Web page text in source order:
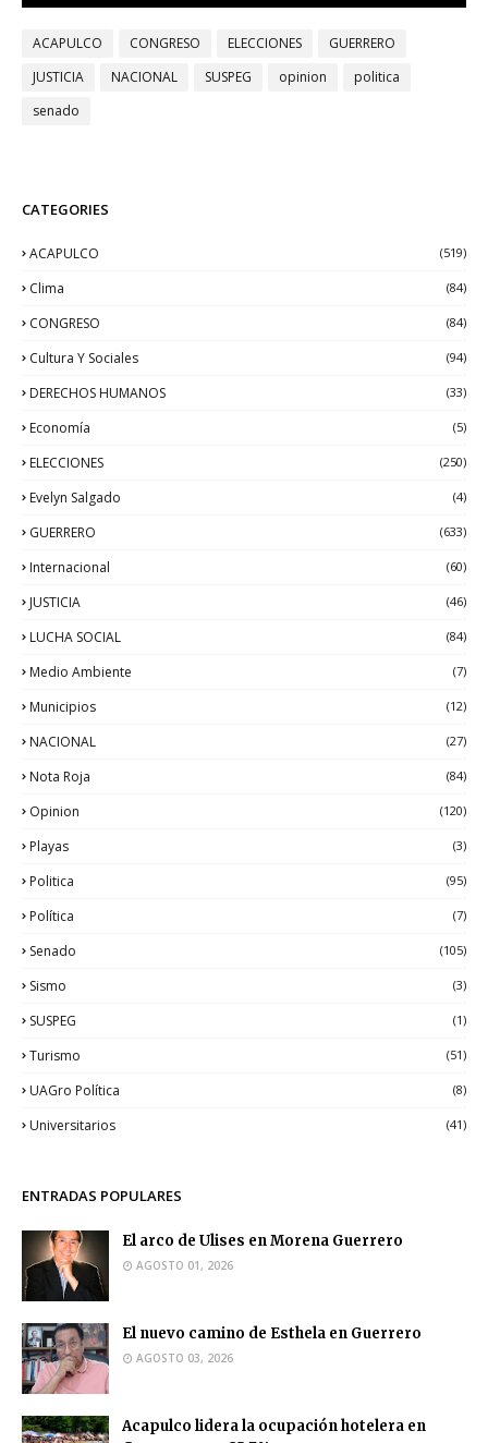
ACAPULCO CONGRESO ELECCIONES
GUERRERO
JUSTICIA
NACIONAL SUSPEG opinion
politica
senado
CATEGORIES
ACAPULCO (519)
Clima (84)
CONGRESO (84)
Cultura Y Sociales (94)
DERECHOS HUMANOS (33)
Economía (5)
ELECCIONES (250)
Evelyn Salgado (4)
GUERRERO (633)
Internacional (60)
JUSTICIA (46)
LUCHA SOCIAL (84)
Medio Ambiente (7)
Municipios (12)
NACIONAL (27)
Nota Roja (84)
Opinion (120)
Playas (3)
Politica (95)
Política (7)
Senado (105)
Sismo (3)
SUSPEG (1)
Turismo (51)
UAGro Política (8)
Universitarios (41)
ENTRADAS POPULARES
El arco de Ulises en Morena Guerrero
AGOSTO 01, 2026
El nuevo camino de Esthela en Guerrero
AGOSTO 03, 2026
Acapulco lidera la ocupación hotelera en